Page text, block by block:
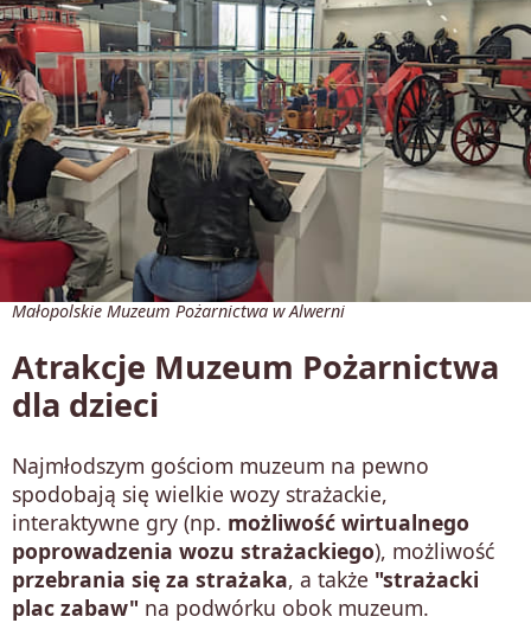
Małopolskie Muzeum Pożarnictwa w Alwerni
Atrakcje Muzeum Pożarnictwa
dla dzieci
Najmłodszym gościom muzeum na pewno
spodobają się wielkie wozy strażackie,
interaktywne gry (np. możliwość wirtualnego
poprowadzenia wozu strażackiego), możliwość
przebrania się za strażaka, a także "strażacki
plac zabaw" na podwórku obok muzeum.